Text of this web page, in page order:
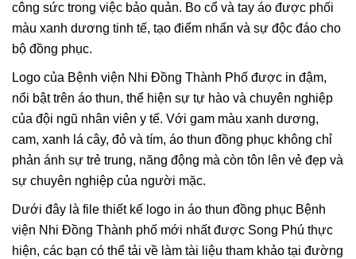
công sức trong việc bảo quản. Bo cổ và tay áo được phối
màu xanh dương tinh tế, tạo điểm nhấn và sự độc đáo cho
bộ đồng phục.
Logo của Bệnh viện Nhi Đồng Thành Phố được in đậm,
nổi bật trên áo thun, thể hiện sự tự hào và chuyên nghiệp
của đội ngũ nhân viên y tế. Với gam màu xanh dương,
cam, xanh lá cây, đỏ và tím, áo thun đồng phục không chỉ
phản ánh sự trẻ trung, năng động mà còn tôn lên vẻ đẹp và
sự chuyên nghiệp của người mặc.
Dưới đây là file thiết kế logo in áo thun đồng phục Bệnh
viện Nhi Đồng Thành phố mới nhất được Song Phú thực
hiện, các bạn có thể tải về làm tài liệu tham khảo tại đường